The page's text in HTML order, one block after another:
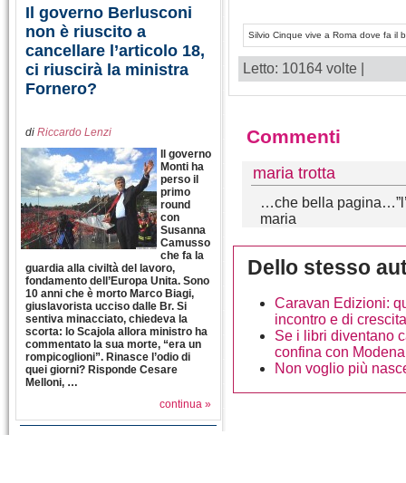
Il governo Berlusconi
non è riuscito a
cancellare l’articolo 18,
ci riuscirà la ministra
Fornero?
di Riccardo Lenzi
Il governo
Monti ha
perso il
primo
round
con
Susanna
Camusso
che fa la
guardia alla civiltà del lavoro,
fondamento dell’Europa Unita. Sono
10 anni che è morto Marco Biagi,
giuslavorista ucciso dalle Br. Si
sentiva minacciato, chiedeva la
scorta: lo Scajola allora ministro ha
commentato la sua morte, “era un
rompicoglioni”. Rinasce l’odio di
quei giorni? Risponde Cesare
Melloni, …
continua »
Silvio Cinque vive a Roma dove fa il
Letto: 10164 volte |
Commenti
maria trotta
…che bella
maria
Dello stesso
Caravan Edizioni:
incontro e di
Se i libri diventano
confina con Modena
Non voglio più